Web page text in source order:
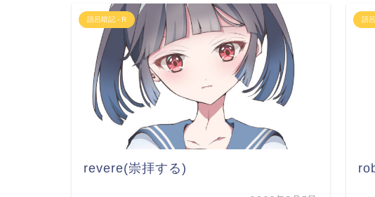
語呂暗記 - R
revere(崇拝する)
語